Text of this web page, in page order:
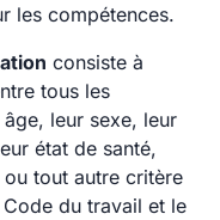
les compétences.
consiste à
tous les
leur sexe, leur
état de santé,
tout autre critère
du travail et le